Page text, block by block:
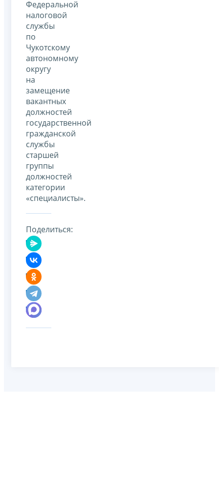
Федеральной
налоговой
службы
по
Чукотскому
автономному
округу
на
замещение
вакантных
должностей
государственной
гражданской
службы
старшей
группы
должностей
категории
«специалисты».
Поделиться: